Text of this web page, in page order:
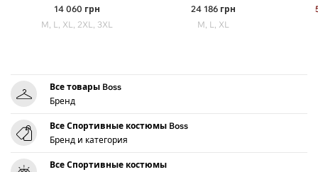
14 060 грн
M, L, XL, 2XL, 3XL
24 186 грн
M, L, XL
Все товары Boss
Бренд
Все Спортивные костюмы Boss
Бренд и категория
Все Спортивные костюмы